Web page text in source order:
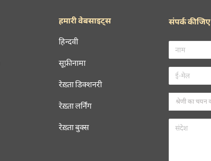
हमारी वेबसाइट्स
हिन्दवी
सूफ़ीनामा
रेख़्ता डिक्शनरी
रेख़्ता लर्निंग
रेख़्ता बुक्स
संपर्क कीजिए